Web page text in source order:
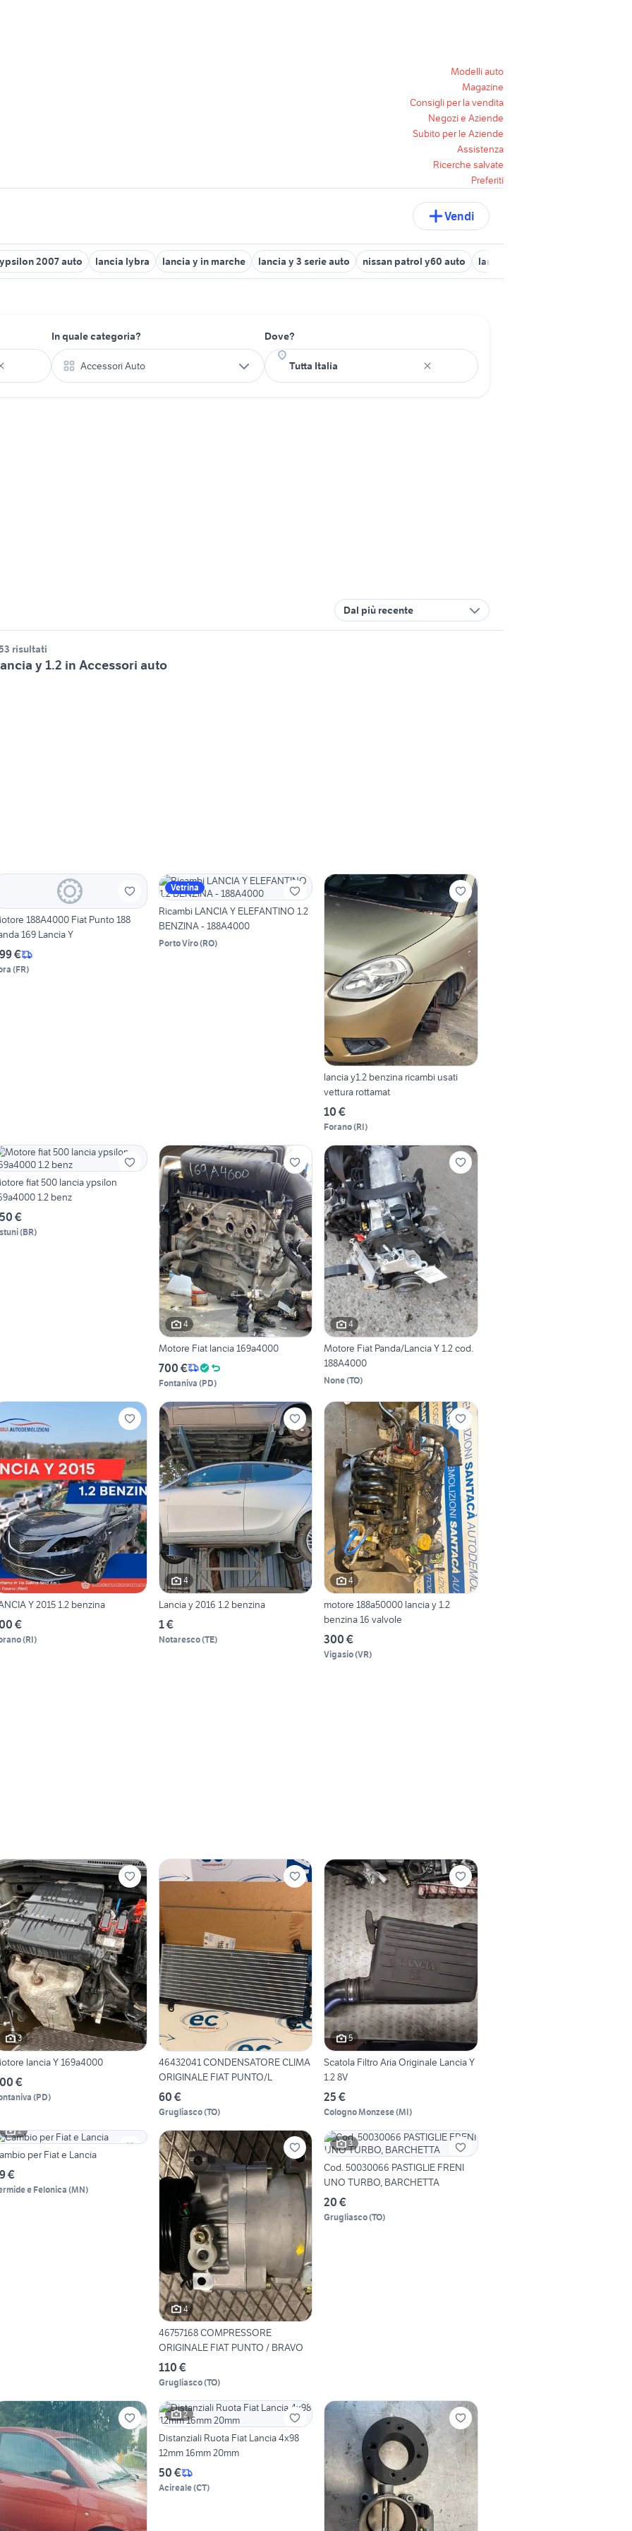
Modelli auto
Magazine
Consigli per la vendita
Negozi e Aziende
Subito per le Aziende
Assistenza
Ricerche salvate
Preferiti
Vendi
2007 auto lancia lybra lancia y in marche lancia y 3 serie auto nissan patrol y60 auto lancia y a frosinone e provincia
In quale categoria?
Accessori Auto
Dove?
Dal più recente
risultati
y 1.2 in Accessori auto
188A4000 Fiat Punto 188
169 Lancia Y
€
(FR)
Vetrina
Ricambi LANCIA Y ELEFANTINO 1.2
BENZINA - 188A4000
Porto Viro(RO)
lancia y1.2 benzina ricambi usati
vettura rottamat
10 €
Forano(RI)
fiat 500 lancia ypsilon
1.2 benz
€
(BR)
4
Motore Fiat lancia 169a4000
700 €
Fontaniva (PD)
4
Motore Fiat Panda/Lancia Y 1.2 cod.
188A4000
None(TO)
Y 2015 1.2 benzina
€
(RI)
4
Lancia y 2016 1.2 benzina
1 €
Notaresco(TE)
4
motore 188a50000 lancia y 1.2
benzina 16 valvole
300 €
Vigasio(VR)
3
lancia Y 169a4000
€
(PD)
46432041 CONDENSATORE CLIMA
ORIGINALE FIAT PUNTO/L
60 €
Grugliasco(TO)
5
Scatola Filtro Aria Originale Lancia Y
1.2 8V
25 €
Cologno Monzese(MI)
2
per Fiat e Lancia
€
e Felonica(MN)
4
46757168 COMPRESSORE
ORIGINALE FIAT PUNTO / BRAVO
110 €
Grugliasco(TO)
3
Cod. 50030066 PASTIGLIE FRENI
UNO TURBO, BARCHETTA
20 €
Grugliasco(TO)
2
Distanziali Ruota Fiat Lancia 4x98
12mm 16mm 20mm
50 €
Acireale(CT)